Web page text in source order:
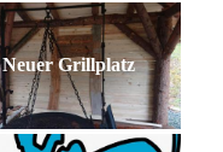
Neuer Grillplatz